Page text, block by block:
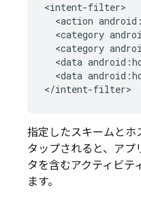
<intent-filter
<action android :
<category
<category
<data android :
<data android :
</intent-filter>
指定したスキームとホ
タップされると、アプ
タを含むアクティビテ
ます。